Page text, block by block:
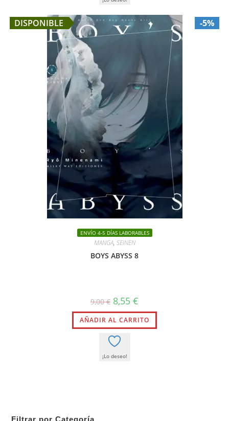
DISPONIBLE -5%
ENVÍO 4-5 DÍAS LABORABLES
MANGA, SEINEN
BOYS ABYSS 8
9,00€ El
precio
original
era:
9,00 €.
8,55 €
actual
es:
8,55 €.
AÑADIR AL CARRITO
¡Lo deseo!
Filtrar por Categoría